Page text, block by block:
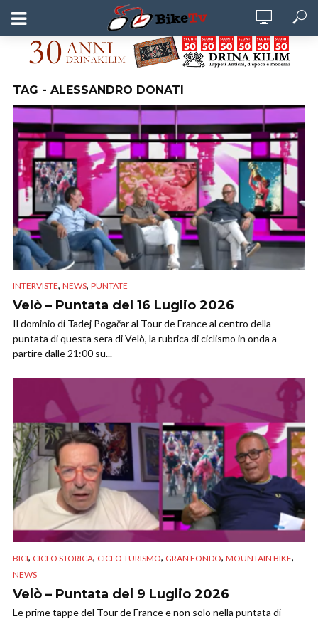
TAG - ALESSANDRO DONATI
INTERVISTE, NEWS, PUNTATE
Velò – Puntata del 16 Luglio 2026
Il dominio di Tadej Pogačar al Tour de France al centro della
puntata di questa sera di Velò, la rubrica di ciclismo in onda a
partire dalle 21:00 su...
BICI, CICLO STORICA, CICLO TURISMO, GRAN FONDO, MOUNTAIN BIKE,
NEWS
Velò – Puntata del 9 Luglio 2026
Le prime tappe del Tour de France e non solo nella puntata di